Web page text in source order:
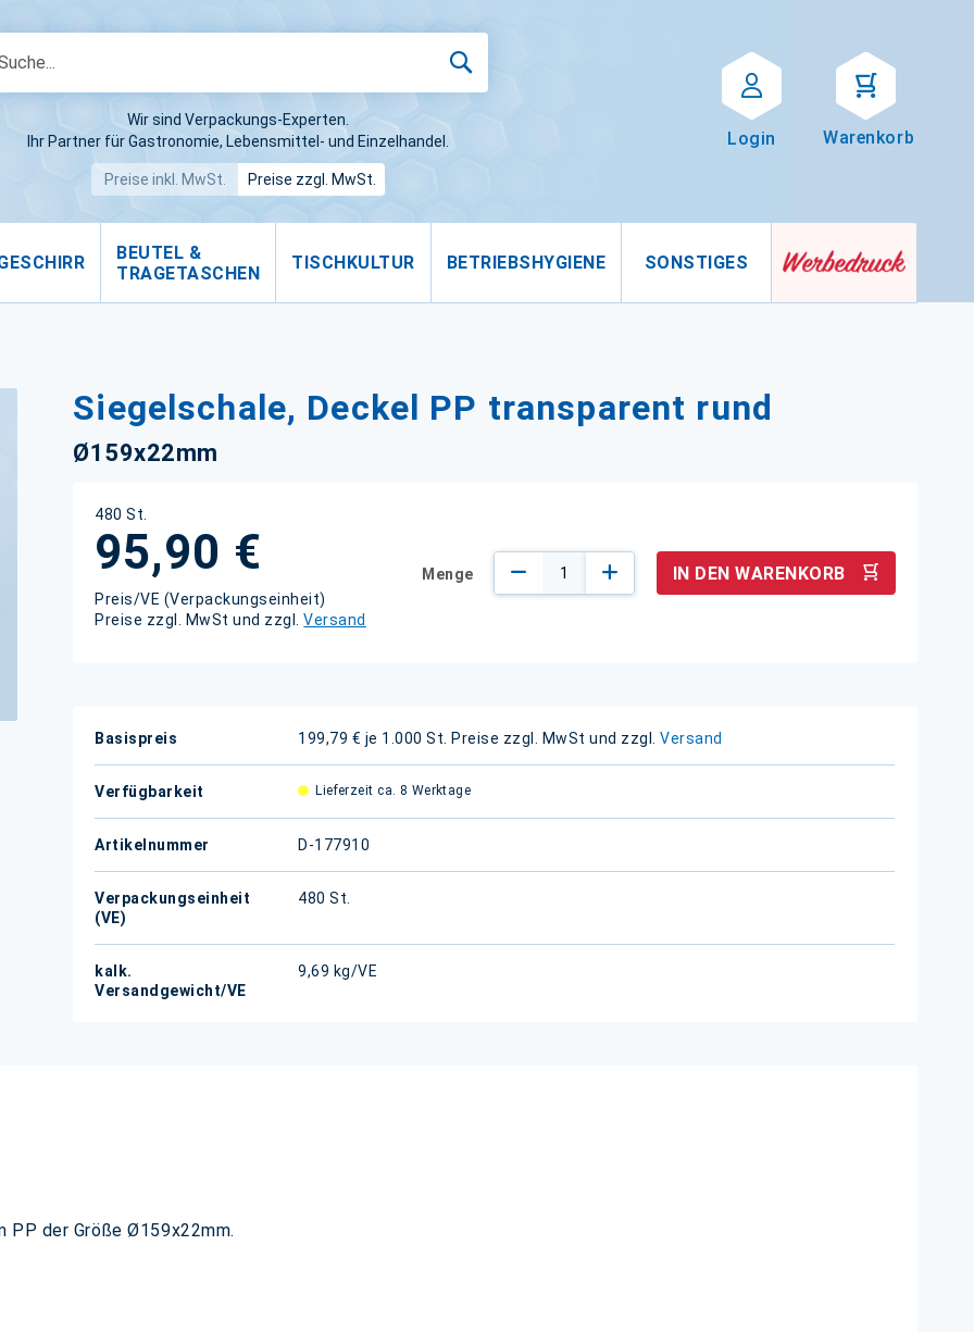
Wir sind Verpackungs-Experten.
Ihr Partner für Gastronomie, Lebensmittel- und Einzelhandel.
Preise inkl. MwSt. Preise zzgl. MwSt.
Login Warenkorb
BEUTEL &
TRAGETASCHEN
TISCHKULTUR BETRIEBSHYGIENE SONSTIGES
Siegelschale, Deckel PP transparent rund
Ø159x22mm
480 St.
95,90 €
Preis/VE (Verpackungseinheit)
Preise zzgl. MwSt und zzgl.Versand
Menge IN DEN WARENKORB
Weitere
Basispreis 199,79 € je 1.000 St. Preise zzgl. MwSt und zzgl.Versand
Verfügbarkeit Lieferzeit ca. 8 Werktage
Artikelnummer D-177910
Verpackungseinheit
(VE)
480 St.
kalk.
Versandgewicht/VE
9,69 kg/VE
PP der Größe Ø159x22mm.